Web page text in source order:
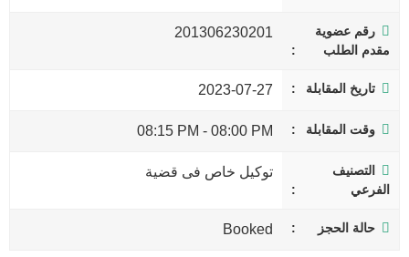
رقم عضوية
مقدم الطلب
201306230201
تاريخ المقابلة 2023-07-27
وقت المقابلة 08:00 PM
-
08:15 PM
التصنيف
الفرعي
توكيل خاص فى قضية
حالة الحجز Booked